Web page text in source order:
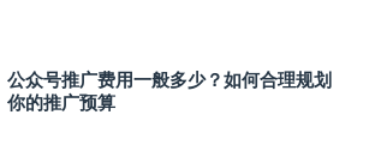
公众号推广费用一般多少？如何合理规划
你的推广预算